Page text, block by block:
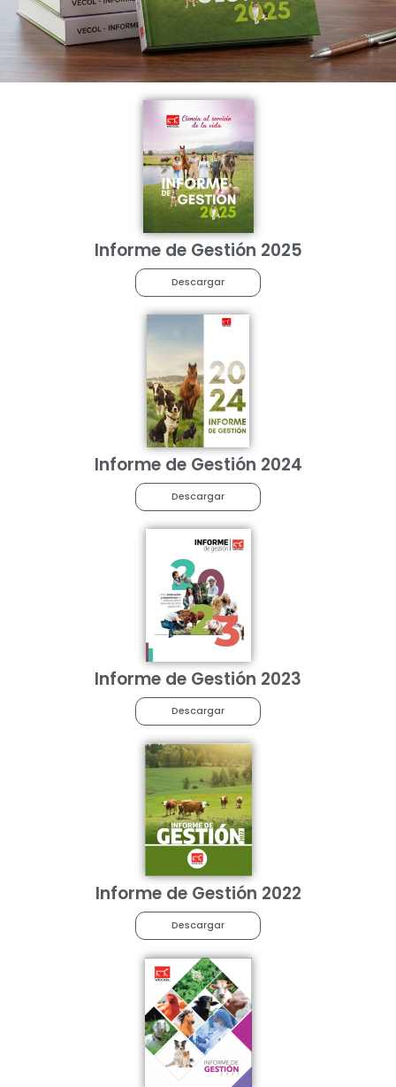
Informe de Gestión 2025
Descargar
Informe de Gestión 2024
Descargar
Informe de Gestión 2023
Descargar
Informe de Gestión 2022
Descargar